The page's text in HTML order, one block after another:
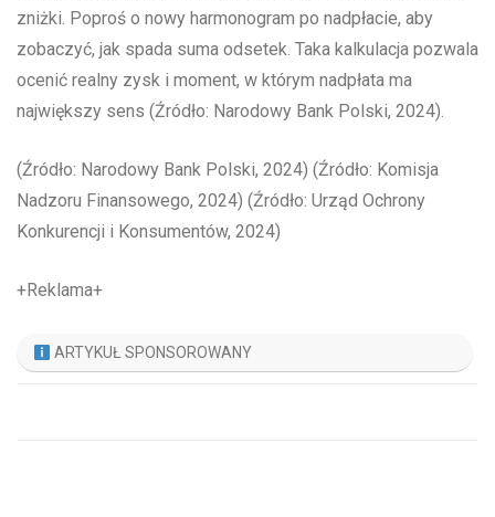
zniżki. Poproś o nowy harmonogram po nadpłacie, aby
zobaczyć, jak spada suma odsetek. Taka kalkulacja pozwala
ocenić realny zysk i moment, w którym nadpłata ma
największy sens (Źródło: Narodowy Bank Polski, 2024).
(Źródło: Narodowy Bank Polski, 2024) (Źródło: Komisja
Nadzoru Finansowego, 2024) (Źródło: Urząd Ochrony
Konkurencji i Konsumentów, 2024)
+Reklama+
ARTYKUŁ SPONSOROWANY